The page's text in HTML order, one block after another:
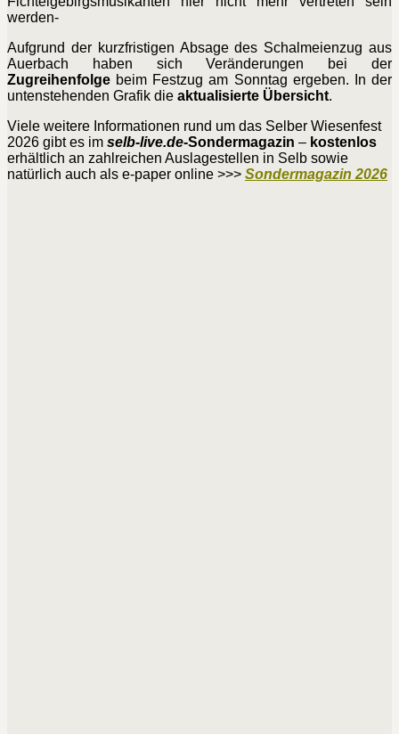
werden-
Aufgrund der kurzfristigen Absage des Schalmeienzug aus
Auerbach haben sich Veränderungen bei der
Zugreihenfolge beim Festzug am Sonntag ergeben. In der
untenstehenden Grafik die aktualisierte Übersicht.
Viele weitere Informationen rund um das Selber Wiesenfest
2026 gibt es im selb-live.de-Sondermagazin – kostenlos
erhältlich an zahlreichen Auslagestellen in Selb sowie
natürlich auch als e-paper online >>> Sondermagazin 2026